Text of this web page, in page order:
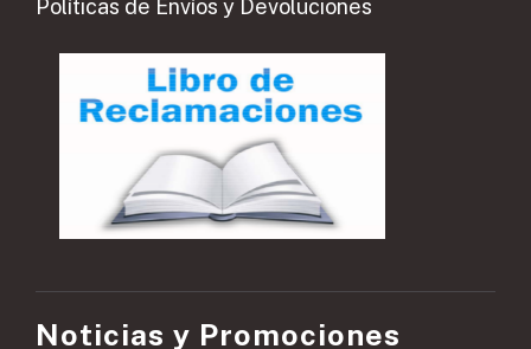
Políticas de Envíos y Devoluciones
Noticias y Promociones